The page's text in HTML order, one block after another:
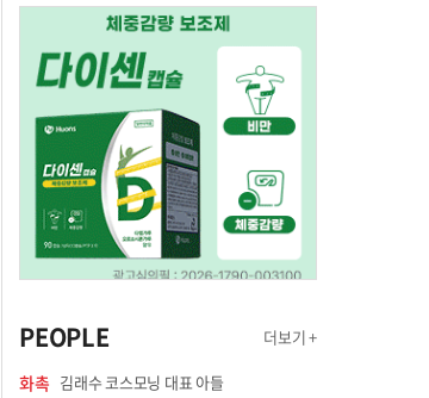
PEOPLE 더보기 +
화촉 김래수 코스모닝 대표 아들